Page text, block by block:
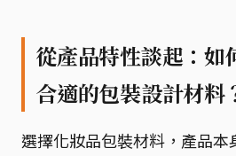
從產品特性談起：如
合適的包裝設計材料
選擇化妝品包裝材料，產品本